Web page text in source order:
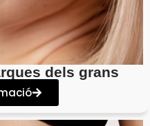
dels grans